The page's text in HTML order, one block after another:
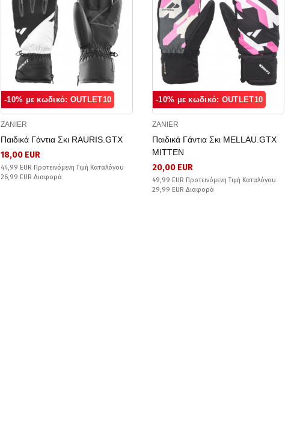
-10% με κωδικό: OUTLET10
ZANIER
Παιδικά Γάντια Σκι RAURIS.GTX
18,00 EUR
44,99 EUR Προτεινόμενη Τιμή Καταλόγου
26,99 EUR Διαφορά
-10% με κωδικό: OUTLET10
ZANIER
Παιδικά Γάντια Σκι MELLAU.GTX
MITTEN
20,00 EUR
49,99 EUR Προτεινόμενη Τιμή Καταλόγου
29,99 EUR Διαφορά